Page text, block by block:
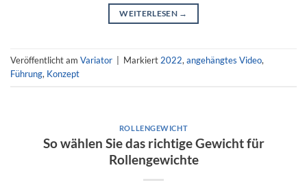
WEITERLESEN →
Veröffentlicht am Variator Markiert 2022, angehängtes Video,
Führung, Konzept
ROLLENGEWICHT
So wählen Sie das richtige Gewicht für
Rollengewichte